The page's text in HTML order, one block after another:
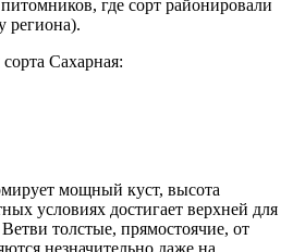
где сорт районировали
региона).
Сахарная:
мощный куст, высота
условиях достигает верхней для
толстые, прямостоячие, от